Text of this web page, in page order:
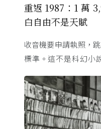
重返 1987：1 萬
白自由不是天賦
收音機要申請執照，
標準。這不是科幻小
嚴令，這段歷 ...